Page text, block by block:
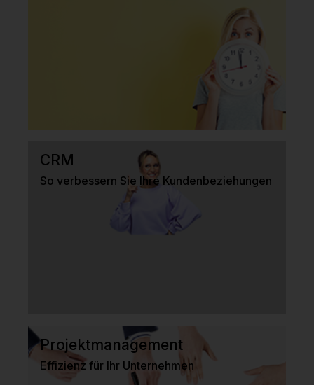
CRM
So verbessern Sie Ihre Kundenbeziehungen
Projektmanagement
Effizienz für Ihr Unternehmen